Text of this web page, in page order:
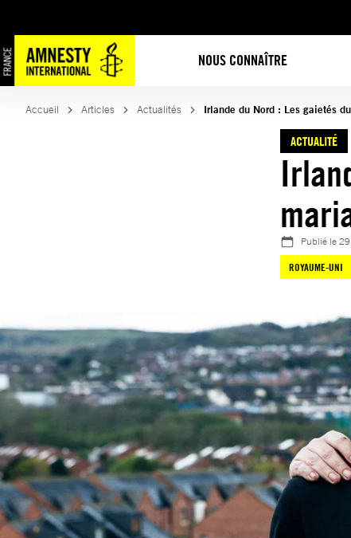
NOUS CONNAÎTRE
au
contenu
Accueil Articles Actualités Irlande du Nord : Les gaietés
ACTUALITÉ
Publié le
ROYAUME-UNI